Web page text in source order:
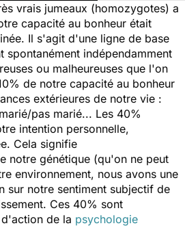
vrais jumeaux (homozygotes) a
capacité au bonheur était
Il s'agit d'une ligne de base
spontanément indépendamment
ou malheureuses que l'on
de notre capacité au bonheur
extérieures de notre vie :
pas marié... Les 40%
intention personnelle,
Cela signifie
notre génétique (qu'on ne peut
environnement, nous avons une
sur notre sentiment subjectif de
Ces 40% sont
de la psychologie